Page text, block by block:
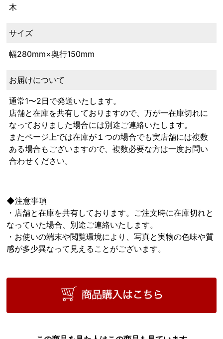
木
サイズ
幅280mm×奥行150mm
お届けについて
通常1〜2日で発送いたします。
店舗と在庫を共有しておりますので、万が一在庫切れに
なっておりました場合には別途ご連絡いたします。
またページ上では在庫が１つの場合でも実店舗には複数
ある場合もございますので、複数必要な方は一度お問い
合わせください。
◆注意事項
・店舗と在庫を共有しております。ご注文時に在庫切れと
なっていた場合、別途ご連絡いたします。
・お使いの端末や閲覧環境により、写真と実物の色味や質
感が多少異なって見えることがございます。